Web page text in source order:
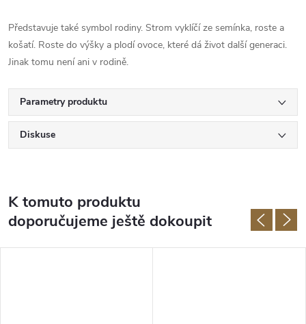
Představuje také symbol rodiny. Strom vyklíčí ze semínka, roste a
košatí. Roste do výšky a plodí ovoce, které dá život další generaci.
Jinak tomu není ani v rodině.
Parametry produktu
Diskuse
K tomuto produktu
doporučujeme ještě dokoupit